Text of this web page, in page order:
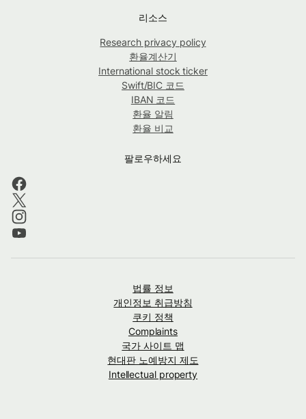
리소스
Research privacy policy
환율계산기
International stock ticker
Swift/BIC 코드
IBAN 코드
환율 알림
환율 비교
팔로우하세요
법률 정보
개인정보 취급방침
쿠키 정책
Complaints
국가 사이트 맵
현대판 노예방지 제도
Intellectual property